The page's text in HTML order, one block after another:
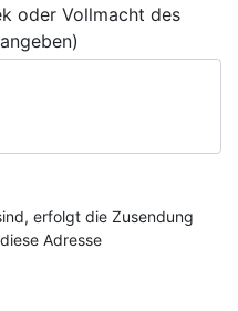
oder Vollmacht des
erfolgt die Zusendung
Adresse